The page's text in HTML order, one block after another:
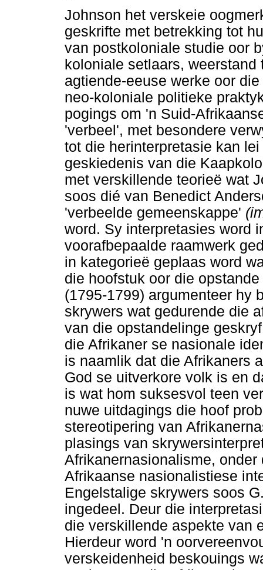
Johnson het verskeie
geskrifte met betrekking tot
van postkoloniale studie oor
koloniale setlaars,
agtiende-eeuse werke oor
neo-koloniale politieke
pogings om 'n Suid-
'verbeel', met besondere
tot die herinterpretasie kan
geskiedenis van die
met verskillende teorieë wat
soos dié van Benedict
'verbeelde gemeenskappe'
word. Sy interpretasies word
voorafbepaalde raamwerk
in kategorieë geplaas word
die hoofstuk oor die
(1795-1799) argumenteer hy
skrywers wat gedurende die
van die opstandelinge
die Afrikaner se nasionale
is naamlik dat die Afrikaners
God se uitverkore volk is en
is wat hom suksesvol teen
nuwe uitdagings die hoof
stereotipering van
plasings van
Afrikanernasionalisme,
Afrikaanse nasionalistiese
Engelstalige skrywers soos
ingedeel. Deur die
die verskillende aspekte van
Hierdeur word 'n
verskeidenheid beskouings